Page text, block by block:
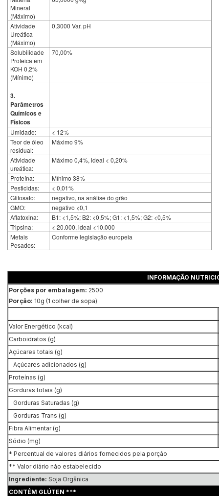
Mineral
(Máximo)
Atividade
Ureática
(Máximo)
0,3000 Var. pH
Solubilidade
Proteica em
KOH 0,2%
(Mínimo)
70,00%
3.
Parâmetros
Químicos e
Físicos
Umidade:
< 12%
Teor de óleo
residual:
Máximo 9%
Atividade
ureática:
Máximo 0,4%, ideal < 0,20%
Proteína:
Mínimo 38%
Pesticidas:
< 0,01%
Glifosato:
negativo, na análise do grão
GMO:
negativo <0,1
Aflatoxina:
B1: <1,5%; B2: <0,5%; G1: <1,5%; G2: <0,5%
Tripsina:
< 20.000, ideal <10.000
Metais
Pesados:
Conforme legislação europeia
INFORMAÇÃO
Porções por embalagem: 2500
Porção: 10g (1 colher de sopa)
Valor Energético (kcal)
Carboidratos (g)
Açúcares totais (g)
Açúcares adicionados (g)
Proteínas (g)
Gorduras totais (g)
Gorduras Saturadas (g)
Gorduras Trans (g)
Fibra Alimentar (g)
Sódio (mg)
* Percentual de valores diários fornecidos pela porção
** Valor diário não estabelecido
Ingrediente: Soja Orgânica
CONTÉM GLÚTEN ***